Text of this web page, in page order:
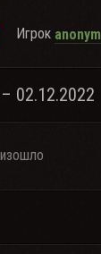
Игрок
02.12.2022